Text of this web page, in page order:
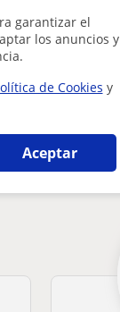
garantizar el
los anuncios y
de Cookies y
Aceptar